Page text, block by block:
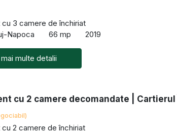
3 camere de închiriat
Napoca
66 mp 2019
multe detalii
cu 2 camere decomandate |
2 camere de închiriat